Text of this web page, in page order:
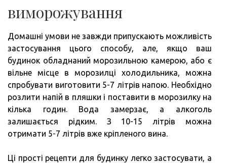
виморожування
Домашні умови не завжди припускають можливість
застосування цього способу, але, якщо ваш
будинок обладнаний морозильною камерою, або є
вільне місце в морозилці холодильника, можна
спробувати виготовити 5-7 літрів напою. Необхідно
розлити напій в пляшки і поставити в морозилку на
кілька годин. Вода замерзає, а алкоголь
залишається рідким. З 10-15 літрів можна
отримати 5-7 літрів вже кріпленого вина.
Ці прості рецепти для будинку легко застосувати, а